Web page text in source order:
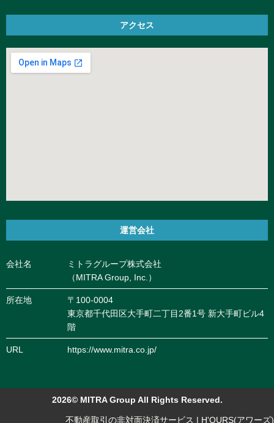
アクセス
運営会社
会社名
ミトラグループ株式会社
（MITRA Group, Inc.）
所在地
〒100-0004
東京都千代田区大手町二丁目2番1号 新大手町ビル4
階
URL https://www.mitra.co.jp/
2026© MITRA Group All Rights Reserved.
不動産取引の非対面決済サービス | H'OURS(アワーズ)